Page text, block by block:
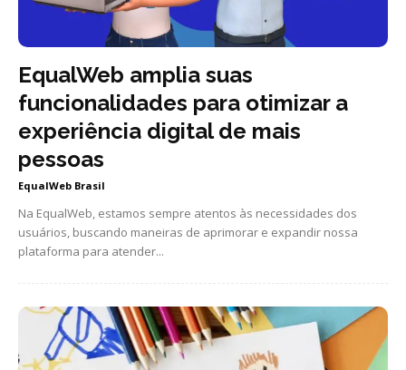
EqualWeb amplia suas
funcionalidades para otimizar a
experiência digital de mais
pessoas
EqualWeb Brasil
Na EqualWeb, estamos sempre atentos às necessidades dos
usuários, buscando maneiras de aprimorar e expandir nossa
plataforma para atender...